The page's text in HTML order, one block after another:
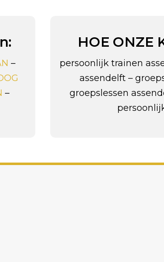
–
–
HOE ONZE
persoonlijk trainen
assendelft –
groepslessen